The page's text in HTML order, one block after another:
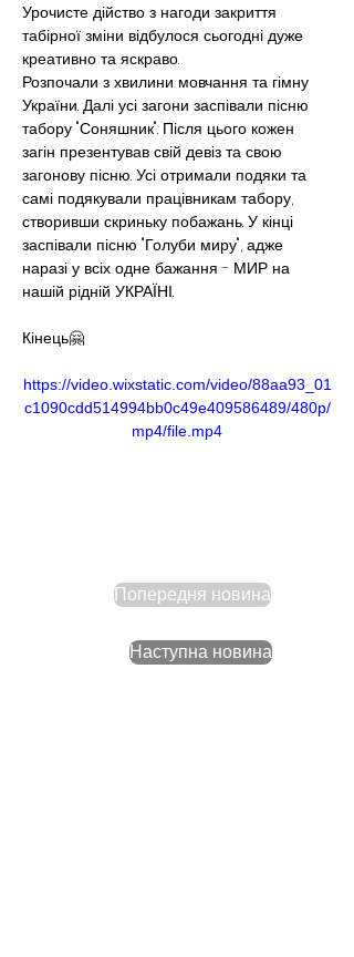
Урочисте дійство з нагоди закриття
табірної зміни відбулося сьогодні дуже
креативно та яскраво.
Розпочали з хвилини мовчання та гімну
України. Далі усі загони заспівали пісню
табору "Соняшник". Після цього кожен
загін презентував свій девіз та свою
загонову пісню. Усі отримали подяки та
самі подякували працівникам табору,
створивши скриньку побажань. У кінці
заспівали пісню "Голуби миру", адже
наразі у всіх одне бажання - МИР на
нашій рідній УКРАЇНІ.
Кінець🤗
https://video.wixstatic.com/video/88aa93_01
c1090cdd514994bb0c49e409586489/480p/
mp4/file.mp4
Попередня новина
Наступна новина